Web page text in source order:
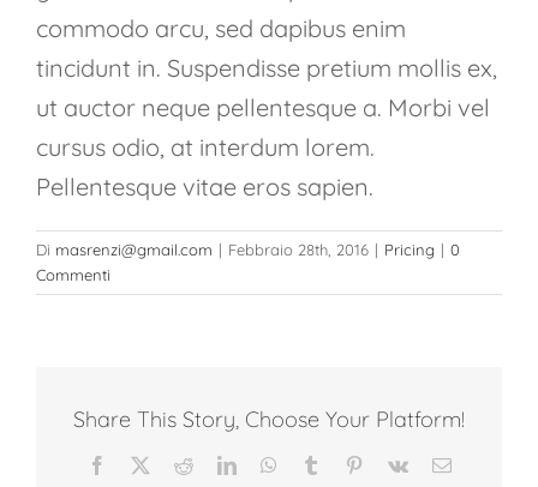
commodo arcu, sed dapibus enim
tincidunt in. Suspendisse pretium mollis ex,
ut auctor neque pellentesque a. Morbi vel
cursus odio, at interdum lorem.
Pellentesque vitae eros sapien.
Di masrenzi@gmail.com | Febbraio 28th, 2016 | Pricing | 0
Commenti
Share This Story, Choose Your Platform!
Facebook
TwitterRedditLinkedInWhatsApp
Tumblr Pinterest
Vk Email